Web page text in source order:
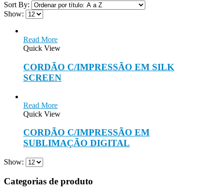
Sort By:
Show:
Read More
Quick View
CORDÃO C/IMPRESSÃO EM SILK
SCREEN
Read More
Quick View
CORDÃO C/IMPRESSÃO EM
SUBLIMAÇÃO DIGITAL
Show:
Categorias de produto